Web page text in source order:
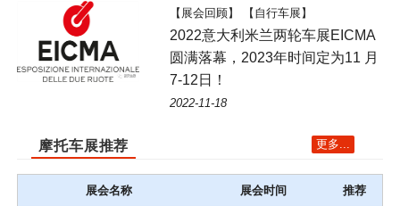
【展会回顾】 【自行车展】
2022意大利米兰两轮车展EICMA
圆满落幕，2023年时间定为11 月
7-12日！
2022-11-18
摩托车展推荐 更多...
展会名称 展会时间 推荐